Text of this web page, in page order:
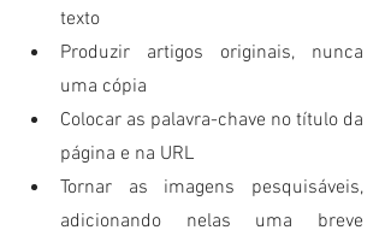
texto
Produzir artigos originais, nunca
uma cópia
Colocar as palavra-chave no título da
página e na URL
Tornar as imagens pesquisáveis,
adicionando nelas uma breve